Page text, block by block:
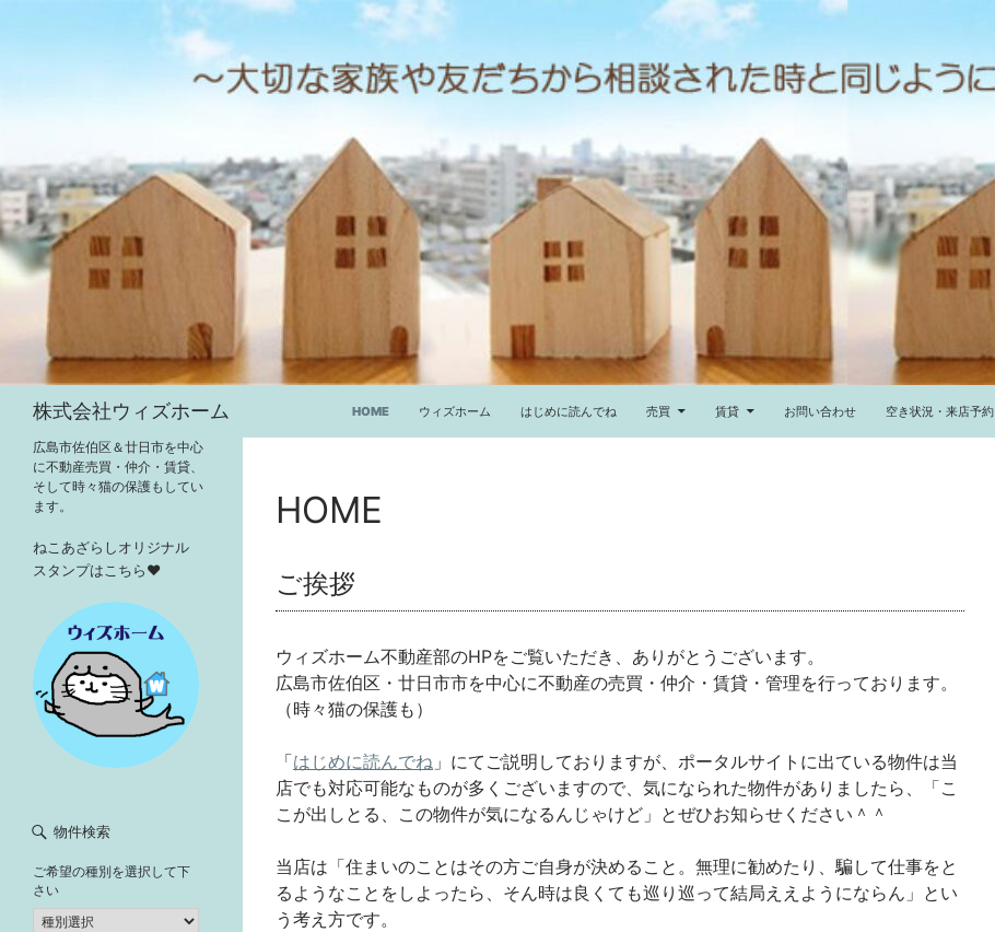
ス
キ
ッ
プ
株式会社ウィズホーム HOME ウィズホーム はじめに読んでね 売買 賃貸 お問い合わせ 空き状況・来店予約
HOME
ご挨拶
ウィズホーム不動産部のHPをご覧いただき、ありがとうございます。
広島市佐伯区・廿日市市を中心に不動産の売買・仲介・賃貸・管理を行っております。
（時々猫の保護も）
「はじめに読んでね 」にてご説明しておりますが、ポータルサイトに出ている物件は当
店でも対応可能なものが多くございますので、気になられた物件がありましたら、「こ
こが出しとる、この物件が気になるんじゃけど」とぜひお知らせください＾＾
当店は「住まいのことはその方ご自身が決めること。無理に勧めたり、騙して仕事をと
るようなことをしよったら、そん時は良くても巡り巡って結局ええようにならん」とい
う考え方です。
広島市佐伯区＆廿日市を中心
に不動産売買・仲介・賃貸、
そして時々猫の保護もしてい
ます。
ねこあざらしオリジナル
スタンプはこちら♥
物件検索
ご希望の種別を選択して下
さい